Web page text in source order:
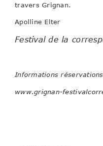
travers Grignan.
Apolline Elter
Festival de la
Informations
www.grignan-